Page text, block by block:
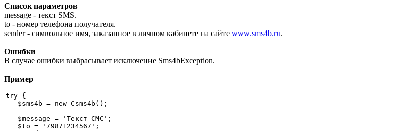
Список параметров
message - текст SMS.
to - номер телефона получателя.
sender - символьное имя, заказанное в личном кабинете на сайте www.sms4b.ru.
Ошибки
В случае ошибки выбрасывает исключение Sms4bException.
Пример
try {
$sms4b = new Csms4b();
$message = 'Текст СМС';
$to = '79871234567';